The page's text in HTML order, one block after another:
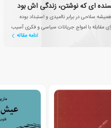
ای که نوشتن، زندگی اش بود
سلاحی در برابر ناامیدی و استبداد بوده
مقابله با امواج جریانات سیاسی و فکری آسیب
ادامه مقاله